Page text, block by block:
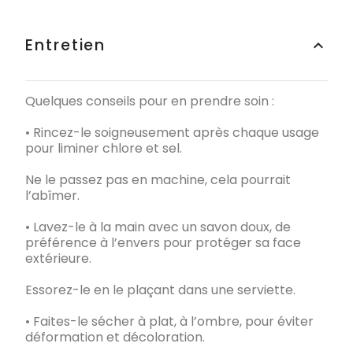
Entretien keyboard_arrow_up
Quelques conseils pour en prendre soin :
• Rincez-le soigneusement après chaque usage
pour liminer chlore et sel.
Ne le passez pas en machine, cela pourrait
l’abîmer.
• Lavez-le à la main avec un savon doux, de
préférence à l’envers pour protéger sa face
extérieure.
Essorez-le en le plaçant dans une serviette.
• Faites-le sécher à plat, à l’ombre, pour éviter
déformation et décoloration.